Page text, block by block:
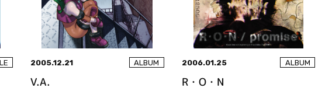
2005.12.21 ALBUM
V.A.
2006.01.25 ALBUM
R・O・N